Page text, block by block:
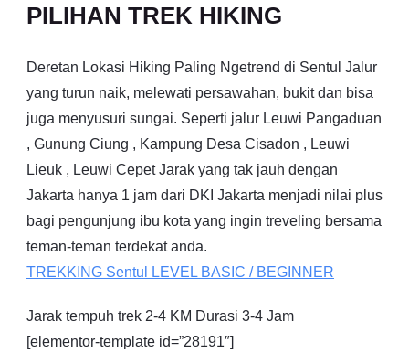
PILIHAN TREK HIKING
Deretan Lokasi Hiking Paling Ngetrend di Sentul Jalur
yang turun naik, melewati persawahan, bukit dan bisa
juga menyusuri sungai. Seperti jalur Leuwi Pangaduan
, Gunung Ciung , Kampung Desa Cisadon , Leuwi
Lieuk , Leuwi Cepet Jarak yang tak jauh dengan
Jakarta hanya 1 jam dari DKI Jakarta menjadi nilai plus
bagi pengunjung ibu kota yang ingin treveling bersama
teman-teman terdekat anda.
TREKKING Sentul LEVEL BASIC / BEGINNER
Jarak tempuh trek 2-4 KM Durasi 3-4 Jam
[elementor-template id=”28191″]